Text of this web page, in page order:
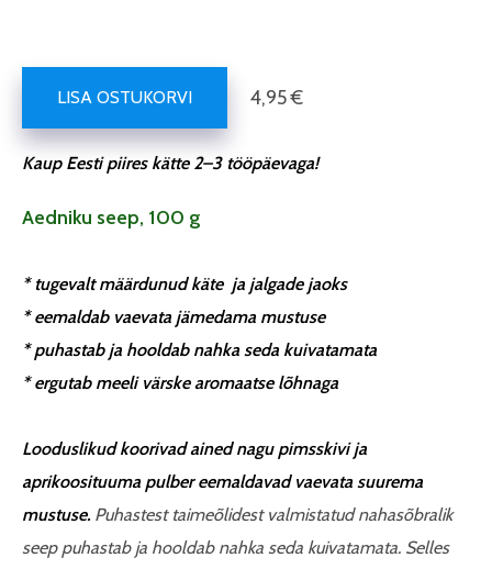
LISA OSTUKORVI 4,95 €
Kaup Eesti piires kätte 2–3 tööpäevaga!
Aedniku seep, 100 g
* tugevalt määrdunud käte ja jalgade jaoks
* eemaldab vaevata jämedama mustuse
* puhastab ja hooldab nahka seda kuivatamata
* ergutab meeli värske aromaatse lõhnaga
Looduslikud koorivad ained nagu pimsskivi ja
aprikoosituuma pulber eemaldavad vaevata suurema
mustuse.Puhastest taimeõlidest valmistatud nahasõbralik
seep puhastab ja hooldab nahka seda kuivatamata. Selles